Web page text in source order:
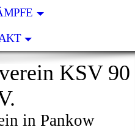
KSV 90
in Pankow